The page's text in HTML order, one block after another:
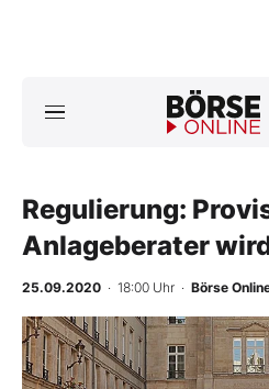
Anlageprodukte
Finanz-Check
Abo & Shop
BO-Musterdepots
Regulierung:
Anlageberater
25.09.2020 · 18:00 Uhr · Börse